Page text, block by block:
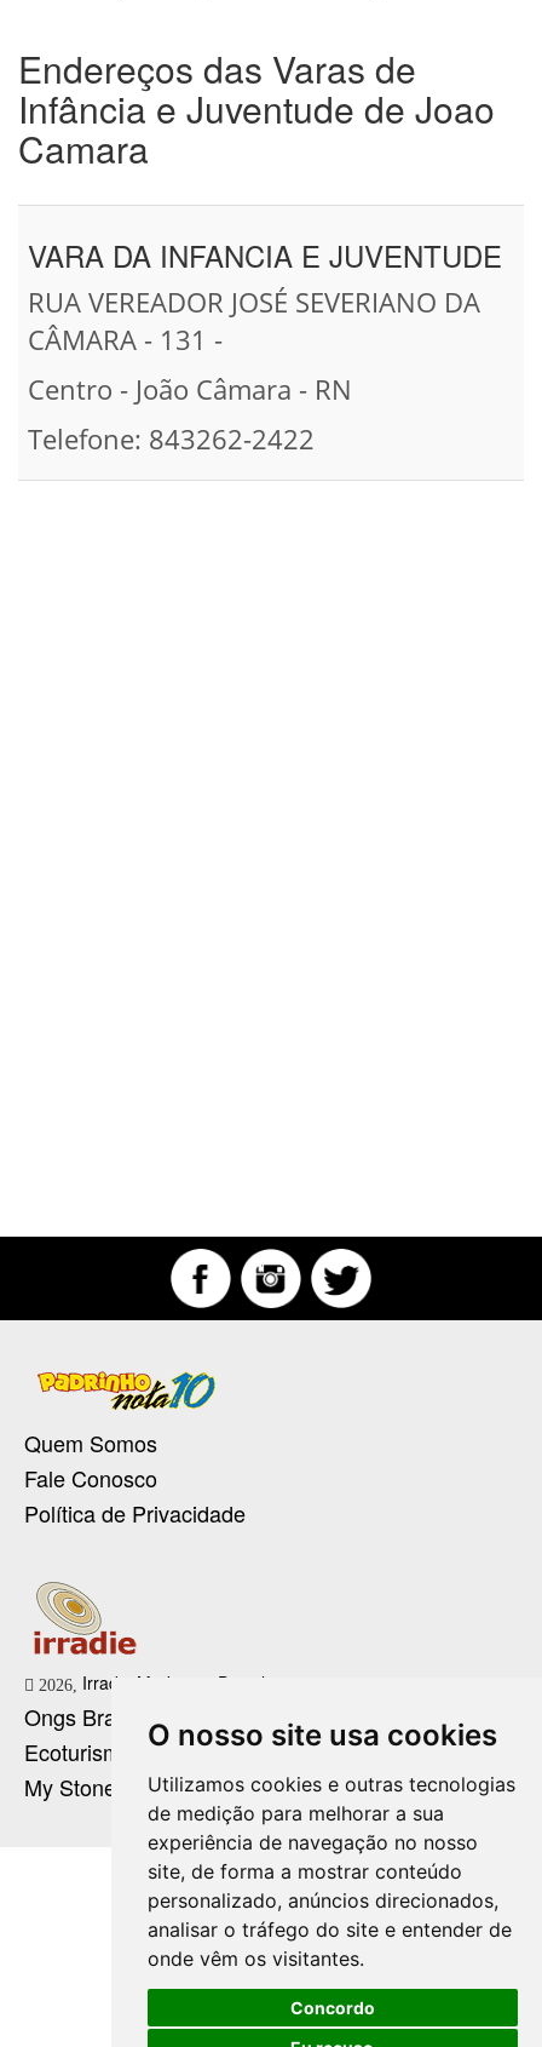
O nosso site usa cookies
Utilizamos cookies e outras tecnologias
de medição para melhorar a sua
experiência de navegação no nosso
site, de forma a mostrar conteúdo
personalizado, anúncios direcionados,
analisar o tráfego do site e entender de
onde vêm os visitantes.
Concordo
Endereços das Varas de
Infância e Juventude de Joao
Camara
VARA DA INFANCIA E JUVENTUDE
RUA VEREADOR JOSÉ SEVERIANO DA
CÂMARA - 131 -
Centro - João Câmara - RN
Telefone: 843262-2422
Quem Somos
Fale Conosco
Política de Privacidade
2026, Irradie Marketing Digital
Ongs Brasil
Ecoturismo no Brasil
My Stone Cristaloterapia